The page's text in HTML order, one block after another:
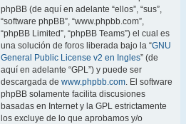
phpBB (de aquí en adelante “ellos”, “sus”,
“software phpBB”, “www.phpbb.com”,
“phpBB Limited”, “phpBB Teams”) el cual es
una solución de foros liberada bajo la “GNU
General Public License v2 en Ingles” (de
aquí en adelante “GPL”) y puede ser
descargada de www.phpbb.com. El software
phpBB solamente facilita discusiones
basadas en Internet y la GPL estrictamente
los excluye de lo que aprobamos y/o